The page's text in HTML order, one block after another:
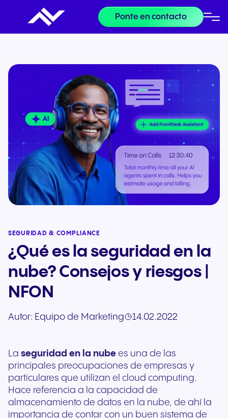
Ponte en contacto
SEGURIDAD & COMPLIANCE
¿Qué es la seguridad en la
nube? Consejos y riesgos |
NFON
Autor: Equipo de Marketing 14.02.2022
La seguridad en la nube es una de las
principales preocupaciones de empresas y
particulares que utilizan el cloud computing.
Hace referencia a la capacidad de
almacenamiento de datos en la nube, de ahí la
importancia de contar con un buen sistema de